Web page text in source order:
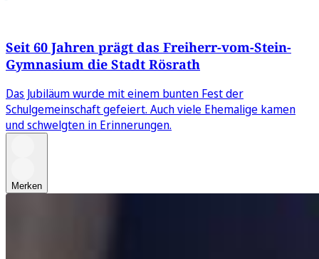
Seit 60 Jahren prägt das Freiherr-vom-Stein-
Gymnasium die Stadt Rösrath
Das Jubiläum wurde mit einem bunten Fest der
Schulgemeinschaft gefeiert. Auch viele Ehemalige kamen
und schwelgten in Erinnerungen.
Merken